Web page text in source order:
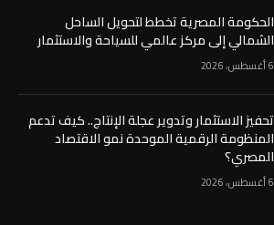
الحكومة المصرية تخطط لتحويل الساحل
الشمالي إلى مركز عالمي للسياحة والاستثمار
6 أغسطس، 2026
تحفيز الاستثمار وتدوير عجلة الإنتاج.. كيف تدعم
المنظومة الرقمية الموحدة نمو الاقتصاد
المصري؟
6 أغسطس، 2026